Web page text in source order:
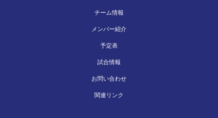
チーム情報
メンバー紹介
予定表
試合情報
お問い合わせ
関連リンク